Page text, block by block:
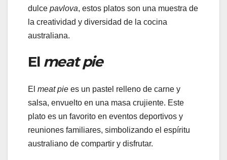
dulce pavlova, estos platos son una muestra de
la creatividad y diversidad de la cocina
australiana.
El meat pie
El meat pie es un pastel relleno de carne y
salsa, envuelto en una masa crujiente. Este
plato es un favorito en eventos deportivos y
reuniones familiares, simbolizando el espíritu
australiano de compartir y disfrutar.